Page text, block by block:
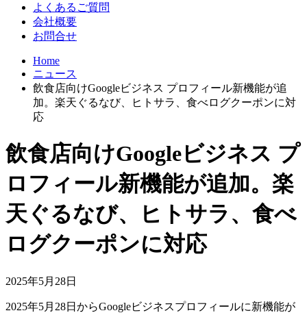
よくあるご質問
会社概要
お問合せ
Home
ニュース
飲食店向けGoogleビジネス プロフィール新機能が追
加。楽天ぐるなび、ヒトサラ、食べログクーポンに対
応
飲食店向けGoogleビジネス プ
ロフィール新機能が追加。楽
天ぐるなび、ヒトサラ、食べ
ログクーポンに対応
2025年5月28日
2025年5月28日からGoogleビジネスプロフィールに新機能が